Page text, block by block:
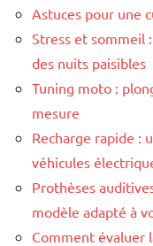
Astuces pour une
Stress et sommeil
des nuits paisibles
Tuning moto :
mesure
Recharge rapide :
véhicules
Prothèses
modèle adapté à
Comment évaluer